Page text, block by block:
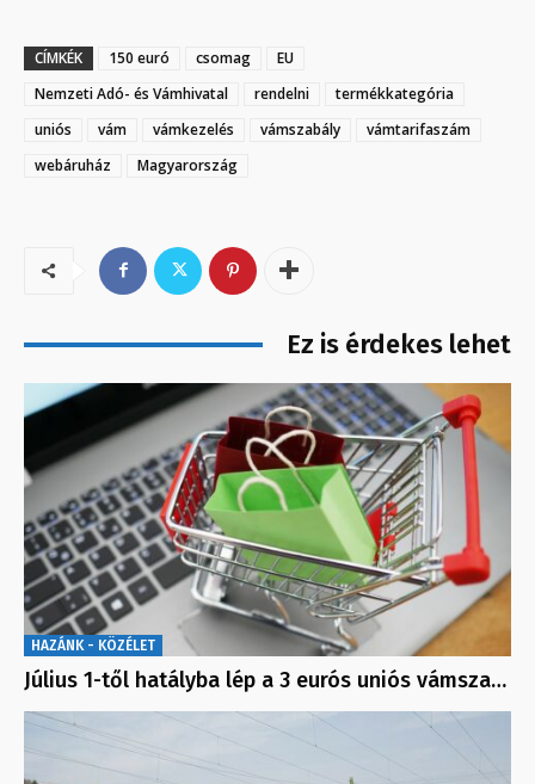
CÍMKÉK 150 euró csomag
EU
Nemzeti Adó- és Vámhivatal
rendelni
termékkategória
uniós
vám vámkezelés vámszabály
vámtarifaszám
webáruház
Magyarország
Ez is érdekes lehet
HAZÁNK - KÖZÉLET
Július 1-től hatályba lép a 3 eurós uniós vámsza…